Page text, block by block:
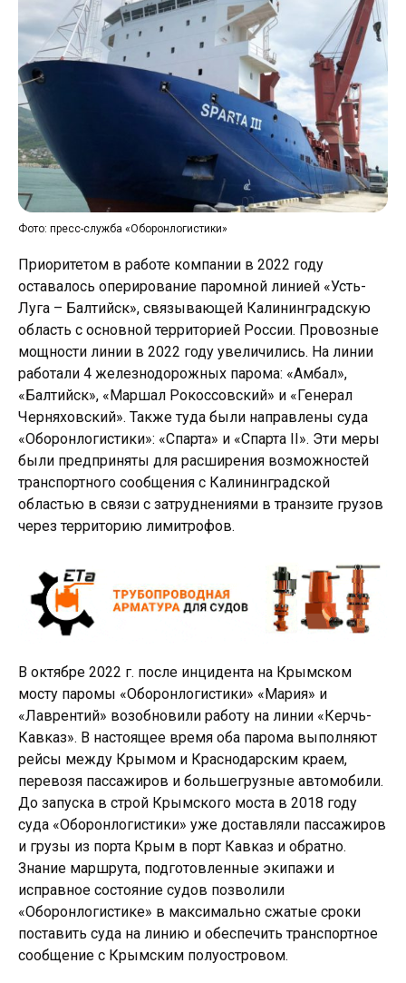
Фото: пресс-служба «Оборонлогистики»
Приоритетом в работе компании в 2022 году
оставалось оперирование паромной линией «Усть-
Луга – Балтийск», связывающей Калининградскую
область с основной территорией России. Провозные
мощности линии в 2022 году увеличились. На линии
работали 4 железнодорожных парома: «Амбал»,
«Балтийск», «Маршал Рокоссовский» и «Генерал
Черняховский». Также туда были направлены суда
«Оборонлогистики»: «Спарта» и «Спарта II». Эти меры
были предприняты для расширения возможностей
транспортного сообщения с Калининградской
областью в связи с затруднениями в транзите грузов
через территорию лимитрофов.
В октябре 2022 г. после инцидента на Крымском
мосту паромы «Оборонлогистики» «Мария» и
«Лаврентий» возобновили работу на линии «Керчь-
Кавказ». В настоящее время оба парома выполняют
рейсы между Крымом и Краснодарским краем,
перевозя пассажиров и большегрузные автомобили.
До запуска в строй Крымского моста в 2018 году
суда «Оборонлогистики» уже доставляли пассажиров
и грузы из порта Крым в порт Кавказ и обратно.
Знание маршрута, подготовленные экипажи и
исправное состояние судов позволили
«Оборонлогистике» в максимально сжатые сроки
поставить суда на линию и обеспечить транспортное
сообщение с Крымским полуостровом.